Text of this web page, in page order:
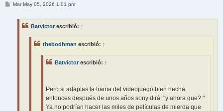
MMar May 05, 2026 1:01 pm
Batvictor escribió: ↑
thebodhman escribió: ↑
Batvictor escribió: ↑
Pero si adaptas la trama del videojuego bien hecha
entonces después de unos años sony dirá: "y ahora que? "
Ya no podrían hacer las miles de películas de mierda que